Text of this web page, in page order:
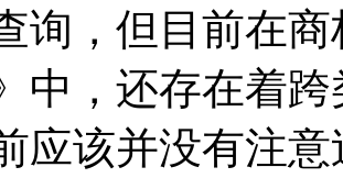
询，但目前在
中，还存在着
应该并没有注